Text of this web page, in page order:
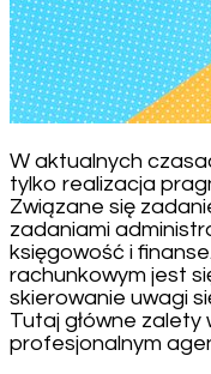
W aktualnych
tylko realizacja
Związane się
zadaniami
księgowość i
rachunkowym jest
skierowanie uwagi
Tutaj główne zalety
profesjonalnym